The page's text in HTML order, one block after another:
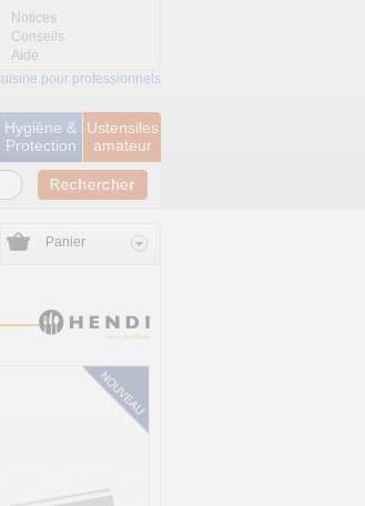
Notices
Conseils
Aide
pour professionnels
Hygiène &
Protection
Ustensiles
amateur
Panier